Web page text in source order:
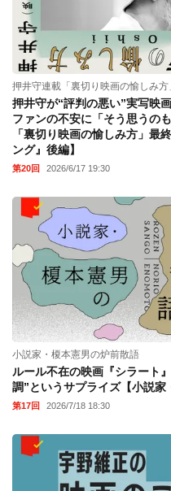
押井守連載「裏切り映画の愉しみ方
押井守が“評判の悪い”実写映
ファンの不安に「そう思うの
「裏切り映画の愉しみ方」最
ング』後編】
第20回 2026/6/17 19:30
小説家・榎本憲男の炉前散語
ルール不在の映画『シラート
調”というサプライズ【小説家
第17回 2026/7/18 18:30